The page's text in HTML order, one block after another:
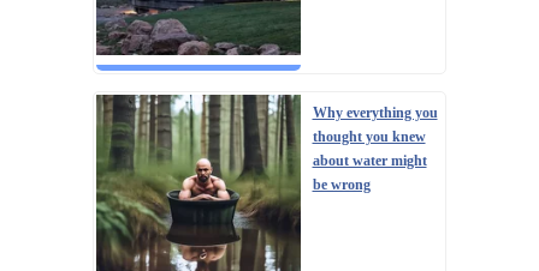
Why everything you
thought you knew
about water might
be wrong